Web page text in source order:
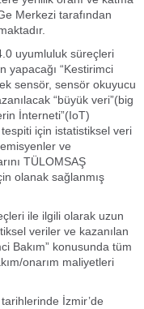
Merkezi tarafından
uyumluluk süreçleri
yapacağı “Kestirimci
sensör, sensör okuyucu
“büyük veri”(big
İnterneti”(IoT)
için istatistiksel veri
ve
TÜLOMSAŞ
olanak sağlanmış
ile ilgili olarak uzun
veriler ve kazanılan
Bakım” konusunda tüm
onarım maliyetleri
İzmir’de